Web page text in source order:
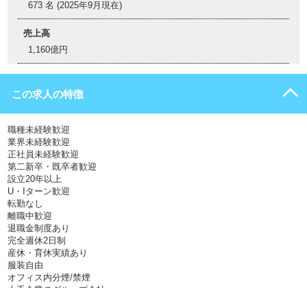
673 名 (2025年9月現在)
売上高
1,160億円
この求人の特徴
職種未経験歓迎
業界未経験歓迎
正社員未経験歓迎
第二新卒・既卒者歓迎
設立20年以上
U・Iターン歓迎
転勤なし
離職中歓迎
退職金制度あり
完全週休2日制
産休・育休実績あり
服装自由
オフィス内分煙/禁煙